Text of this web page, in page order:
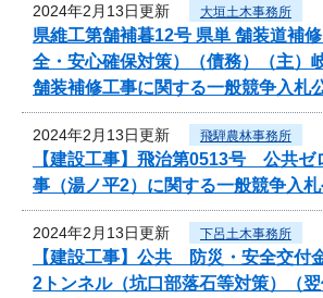
2024年2月13日更新 大垣土木事務所
県維工第舗補暮12号 県単 舗装道補
全・安心確保対策）（債務）（主
舗装補修工事に関する一般競争入札
2024年2月13日更新 飛騨農林事務所
【建設工事】飛治第0513号 公共
事（湯ノ平2）に関する一般競争入
2024年2月13日更新 下呂土木事務所
【建設工事】公共 防災・安全交付
2トンネル（坑口部落石等対策）（